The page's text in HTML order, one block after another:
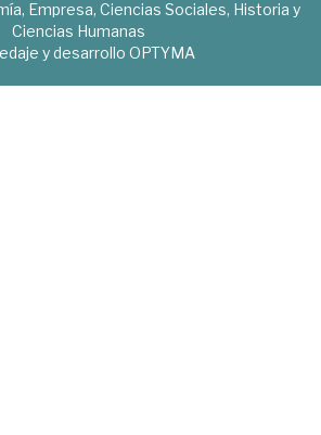
Empresa, Ciencias Sociales, Historia y
Ciencias Humanas
y desarrollo OPTYMA